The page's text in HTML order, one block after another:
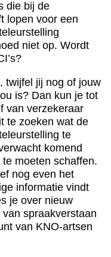
die bij de
lopen voor een
niet op. Wordt
twijfel jij nog of jouw
is? Dan kun je tot
van verzekeraar
te zoeken wat de
te
komend
moeten schaffen.
nog even het
informatie vindt
je over nieuw
spraakverstaan
van KNO-artsen